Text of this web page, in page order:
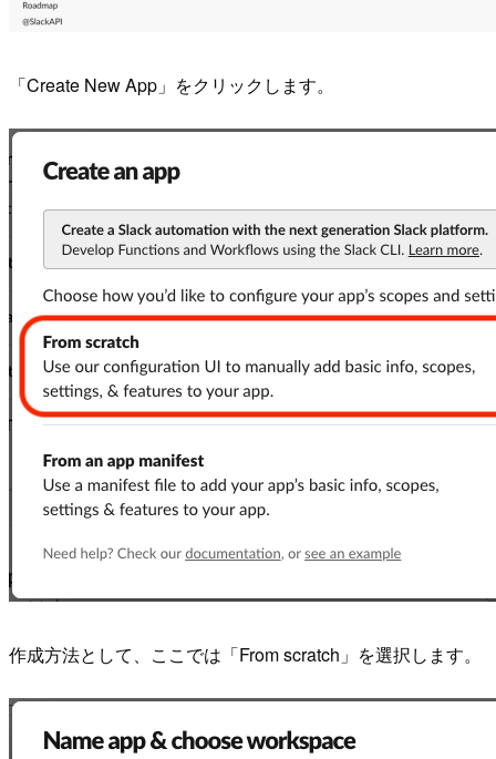
「Create New App」をクリックします。
作成方法として、ここでは「From scratch」を選択します。